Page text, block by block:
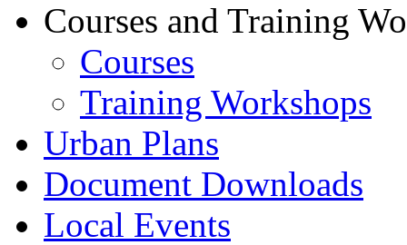
Courses and Training
Courses
Training Workshops
Urban Plans
Document Downloads
Local Events